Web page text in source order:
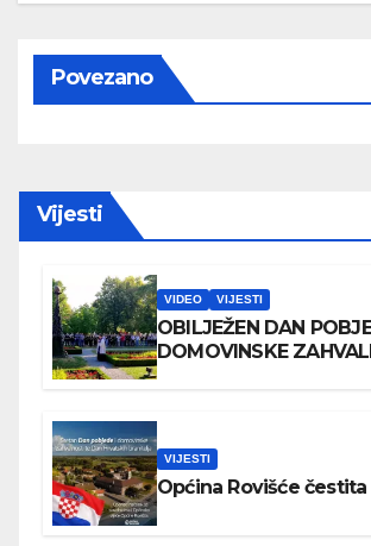
Povezano
Vijesti
VIDEO VIJESTI
OBILJEŽEN DAN
DOMOVINSKE
VIJESTI
Općina Rovišće čestita